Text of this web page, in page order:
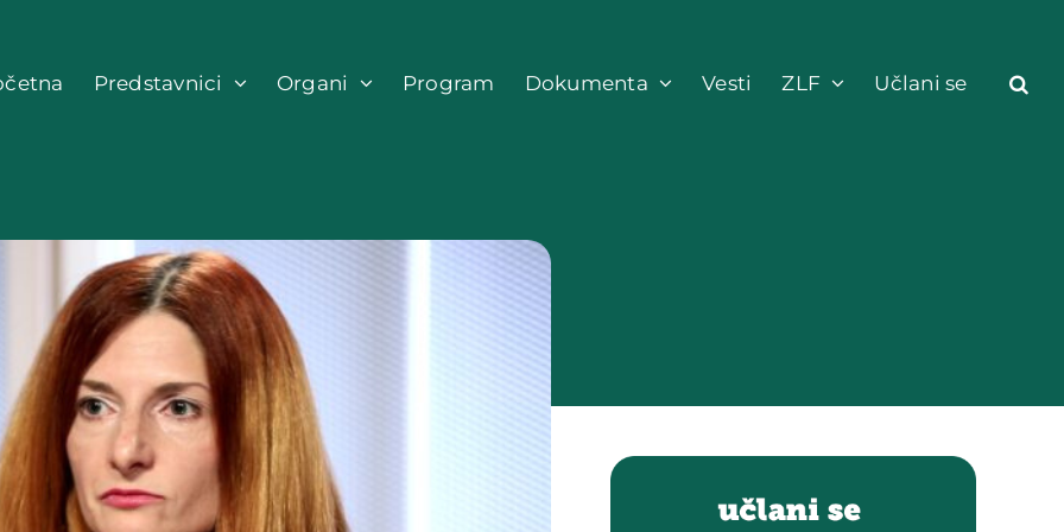
Predstavnici Organi Program Dokumenta Vesti ZLF Učlani se